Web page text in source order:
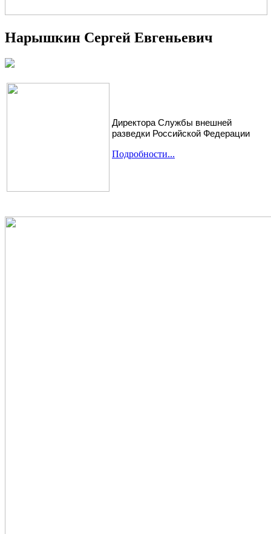
Нарышкин Сергей Евгеньевич
Директора Службы внешней
разведки Российской Федерации
Подробности...